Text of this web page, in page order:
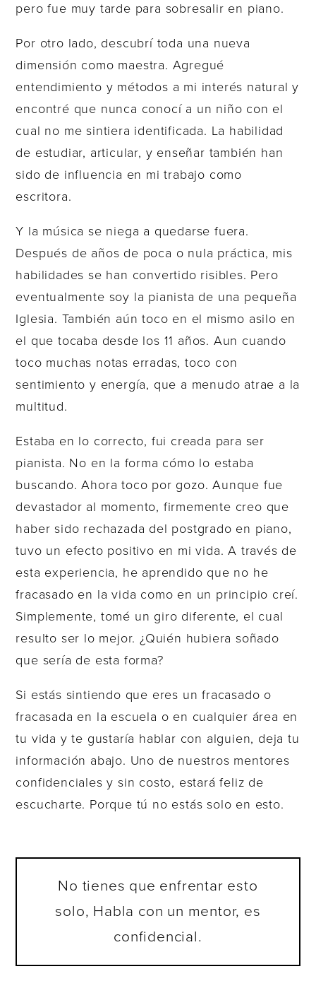
pero fue muy tarde para sobresalir en piano.
Por otro lado, descubrí toda una nueva
dimensión como maestra. Agregué
entendimiento y métodos a mi interés natural y
encontré que nunca conocí a un niño con el
cual no me sintiera identificada. La habilidad
de estudiar, articular, y enseñar también han
sido de influencia en mi trabajo como
escritora.
Y la música se niega a quedarse fuera.
Después de años de poca o nula práctica, mis
habilidades se han convertido risibles. Pero
eventualmente soy la pianista de una pequeña
Iglesia. También aún toco en el mismo asilo en
el que tocaba desde los 11 años. Aun cuando
toco muchas notas erradas, toco con
sentimiento y energía, que a menudo atrae a la
multitud.
Estaba en lo correcto, fui creada para ser
pianista. No en la forma cómo lo estaba
buscando. Ahora toco por gozo. Aunque fue
devastador al momento, firmemente creo que
haber sido rechazada del postgrado en piano,
tuvo un efecto positivo en mi vida. A través de
esta experiencia, he aprendido que no he
fracasado en la vida como en un principio creí.
Simplemente, tomé un giro diferente, el cual
resulto ser lo mejor. ¿Quién hubiera soñado
que sería de esta forma?
Si estás sintiendo que eres un fracasado o
fracasada en la escuela o en cualquier área en
tu vida y te gustaría hablar con alguien, deja tu
información abajo. Uno de nuestros mentores
confidenciales y sin costo, estará feliz de
escucharte. Porque tú no estás solo en esto.
No tienes que enfrentar esto
solo, Habla con un mentor, es
confidencial.